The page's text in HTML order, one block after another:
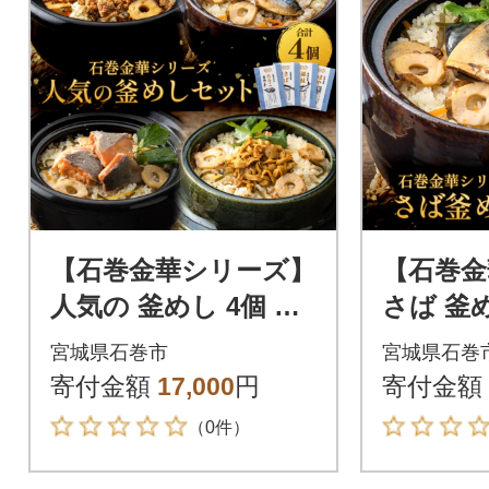
【石巻金華シリーズ】
人気の 釜めし 4個 セ
ット タラコ さば 銀鮭
ほや 宮城県 石巻 釜飯
の素
宮城県石巻市
寄付金額 17,000円
（0件）
【石巻
さば 釜
ト 宮城
釜飯 本
の素
宮城県石巻
寄付金額